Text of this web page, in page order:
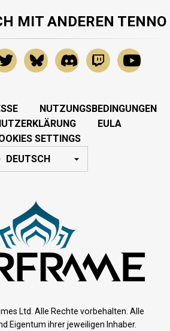
MIT ANDEREN TENNO
NUTZUNGSBEDINGUNGEN
EULA
SETTINGS
DEUTSCH
Ltd. Alle Rechte vorbehalten. Alle
Eigentum ihrer jeweiligen Inhaber.